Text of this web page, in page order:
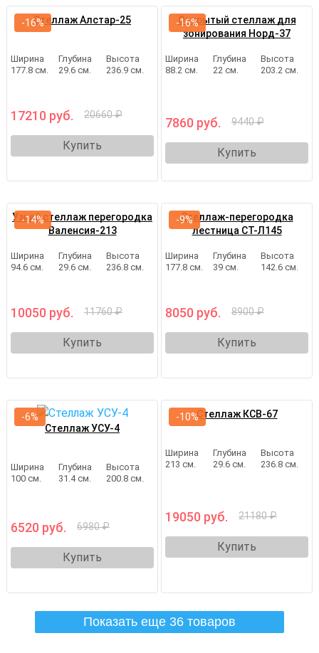
Стеллаж Алстар-25
Ширина
177.8 см.
Глубина
29.6 см.
Высота
236.9 см.
17210 руб. 20660 ₽
Купить
-16%
Открытый стеллаж для
зонирования Норд-37
Ширина
88.2 см.
Глубина
22 см.
Высота
203.2 см.
7860 руб. 9440 ₽
Купить
-16%
Узкий стеллаж перегородка
Валенсия-213
Ширина
94.6 см.
Глубина
29.6 см.
Высота
236.8 см.
10050 руб. 11760 ₽
Купить
-14%
Стеллаж-перегородка
лестница СТ-Л145
Ширина
177.8 см.
Глубина
39 см.
Высота
142.6 см.
8050 руб. 8900 ₽
Купить
-9%
Стеллаж УСУ-4
Ширина
100 см.
Глубина
31.4 см.
Высота
200.8 см.
6520 руб. 6980 ₽
Купить
-6% Стеллаж КСВ-67
Ширина
213 см.
Глубина
29.6 см.
Высота
236.8 см.
19050 руб. 21180 ₽
Купить
-10%
Показать еще 36 товаров